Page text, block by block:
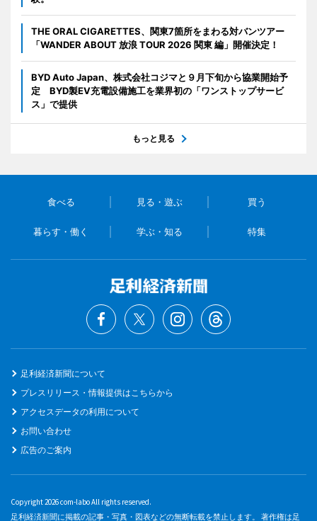
THE ORAL CIGARETTES、関東7箇所をまわる対バンツアー
「WANDER ABOUT 放浪 TOUR 2026 関東 編」開催決定！
BYD Auto Japan、株式会社コジマと９月下旬から協業開始予
定 BYD製EV充電設備施工を業界初の「ワンストップサービ
ス」で提供
もっと見る
食べる 見る・遊ぶ 買う
暮らす・働く 学ぶ・知る 特集
足利経済新聞について
プレスリリース・情報提供はこちらから
アクセスデータの利用について
お問い合わせ
広告のご案内
Copyright 2026 com-labo All rights reserved.
足利経済新聞に掲載の記事・写真・図表などの無断転載を禁止します。 著作権は足